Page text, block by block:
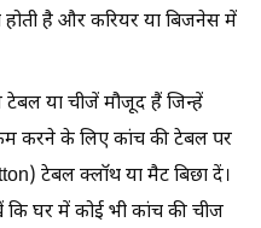
होती है और करियर या बिजनेस में
या चीजें मौजूद हैं जिन्हें
कम करने के लिए कांच की टेबल पर
टेबल क्लॉथ या मैट बिछा दें।
घर में कोई भी कांच की चीज